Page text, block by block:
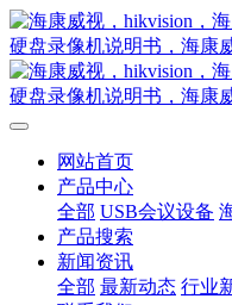
网站首页
产品中心
全部 USB会议设备
产品搜索
新闻资讯
全部 最新动态 行业